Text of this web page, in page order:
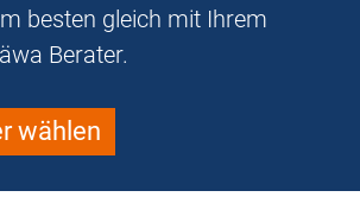
besten gleich mit Ihrem
Berater.
wählen